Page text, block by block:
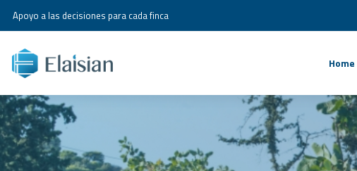
Apoyo a las decisiones para cada finca
Home